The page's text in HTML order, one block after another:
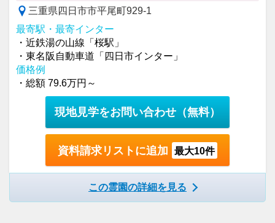
三重県四日市市平尾町929-1
最寄駅・最寄インター
・近鉄湯の山線「桜駅」
・東名阪自動車道「四日市インター」
価格例
・総額 79.6万円～
現地見学をお問い合わせ （無料）
資料請求リストに追加 最大10件
この霊園の詳細を見る